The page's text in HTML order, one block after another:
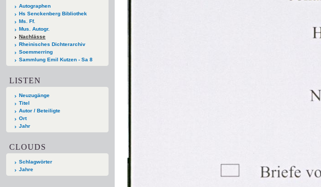
Autographen
Hs Senckenberg Bibliothek
Ms. Ff.
Mus. Autogr.
Nachlässe
Rheinisches Dichterarchiv
Soemmerring
Sammlung Emil Kutzen - Sa 8
LISTEN
Neuzugänge
Titel
Autor / Beteiligte
Ort
Jahr
CLOUDS
Schlagwörter
Jahre